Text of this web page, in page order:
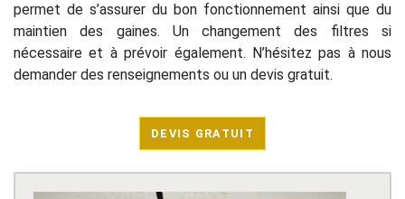
permet de s’assurer du bon fonctionnement ainsi que du
maintien des gaines. Un changement des filtres si
nécessaire et à prévoir également. N’hésitez pas à nous
demander des renseignements ou un devis gratuit.
DEVIS GRATUIT